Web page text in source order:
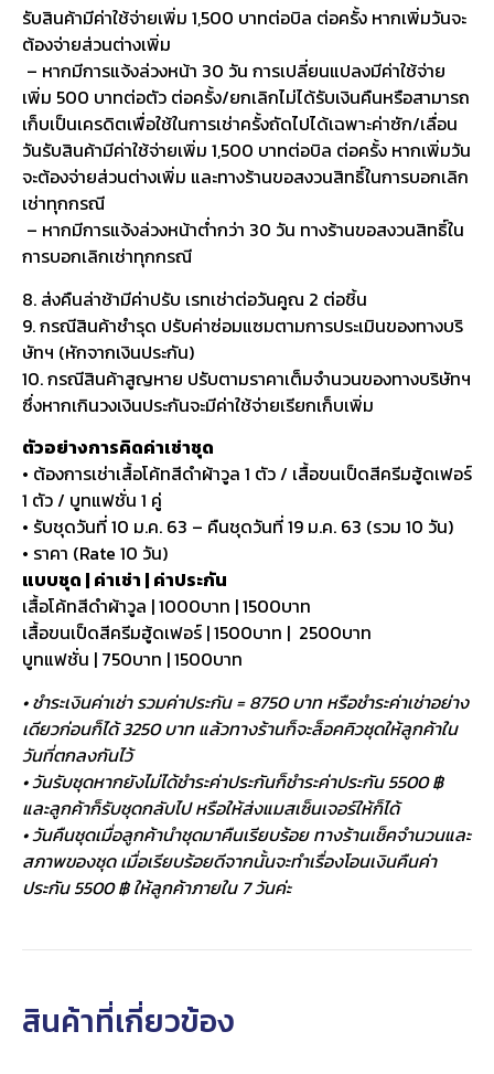
รับสินค้ามีค่าใช้จ่ายเพิ่ม 1,500 บาทต่อบิล ต่อครั้ง หากเพิ่มวันจะ
ต้องจ่ายส่วนต่างเพิ่ม
– หากมีการแจ้งล่วงหน้า 30 วัน การเปลี่ยนแปลงมีค่าใช้จ่าย
เพิ่ม 500 บาทต่อตัว ต่อครั้ง/ยกเลิกไม่ได้รับเงินคืนหรือสามารถ
เก็บเป็นเครดิตเพื่อใช้ในการเช่าครั้งถัดไปได้เฉพาะค่าซัก/เลื่อน
วันรับสินค้ามีค่าใช้จ่ายเพิ่ม 1,500 บาทต่อบิล ต่อครั้ง หากเพิ่มวัน
จะต้องจ่ายส่วนต่างเพิ่ม และทางร้านขอสงวนสิทธิ์ในการบอกเลิก
เช่าทุกกรณี
– หากมีการแจ้งล่วงหน้าต่ำกว่า 30 วัน ทางร้านขอสงวนสิทธิ์ใน
การบอกเลิกเช่าทุกกรณี
8. ส่งคืนล่าช้ามีค่าปรับ เรทเช่าต่อวันคูณ 2 ต่อชิ้น
9. กรณีสินค้าชำรุด ปรับค่าซ่อมแซมตามการประเมินของทางบริ
ษัทฯ (หักจากเงินประกัน)
10. กรณีสินค้าสูญหาย ปรับตามราคาเต็มจำนวนของทางบริษัทฯ
ซึ่งหากเกินวงเงินประกันจะมีค่าใช้จ่ายเรียกเก็บเพิ่ม
ตัวอย่างการคิดค่าเช่าชุด
• ต้องการเช่าเสื้อโค้ทสีดำผ้าวูล 1 ตัว / เสื้อขนเป็ดสีครีมฮู้ดเฟอร์
1 ตัว / บูทแฟชั่น 1 คู่
• รับชุดวันที่ 10 ม.ค. 63 – คืนชุดวันที่ 19 ม.ค. 63 (รวม 10 วัน)
• ราคา (Rate 10 วัน)
แบบชุด | ค่าเช่า | ค่าประกัน
เสื้อโค้ทสีดำผ้าวูล | 1000บาท | 1500บาท
เสื้อขนเป็ดสีครีมฮู้ดเฟอร์ | 1500บาท | 2500บาท
บูทแฟชั่น | 750บาท | 1500บาท
• ชำระเงินค่าเช่า รวมค่าประกัน = 8750 บาท หรือชำระค่าเช่าอย่าง
เดียวก่อนก็ได้ 3250 บาท แล้วทางร้านก็จะล็อคคิวชุดให้ลูกค้าใน
วันที่ตกลงกันไว้
• วันรับชุดหากยังไม่ได้ชำระค่าประกันก็ชำระค่าประกัน 5500 ฿
และลูกค้าก็รับชุดกลับไป หรือให้ส่งแมสเซ็นเจอร์ให้ก็ได้
• วันคืนชุดเมื่อลูกค้านำชุดมาคืนเรียบร้อย ทางร้านเช็คจำนวนและ
สภาพของชุด เมื่อเรียบร้อยดีจากนั้นจะทำเรื่องโอนเงินคืนค่า
ประกัน 5500 ฿ ให้ลูกค้าภายใน 7 วันค่ะ
สินค้าที่เกี่ยวข้อง